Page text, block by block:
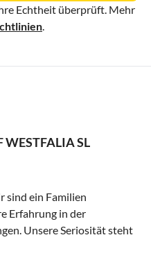
Echtheit überprüft. Mehr
WESTFALIA SL
sind ein Familien
Erfahrung in der
Unsere Seriosität steht